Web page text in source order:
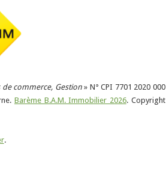
commerce, Gestion» N° CPI 7701 2020 000
Barème B.A.M. Immobilier 2026. Copyright
.